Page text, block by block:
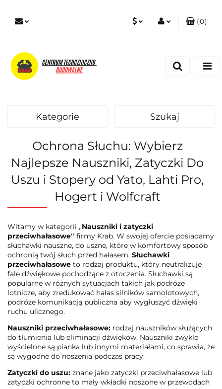
(0)
Kategorie Szukaj
Ochrona Słuchu: Wybierz
Najlepsze Nauszniki, Zatyczki Do
Uszu i Stopery od Yato, Lahti Pro,
Hogert i Wolfcraft
Witamy w kategorii ,,Nauszniki i zatyczki
przeciwhałasowe'' firmy Krab. W swojej ofercie posiadamy
słuchawki nauszne, do uszne, które w komfortowy sposób
ochronią twój słuch przed hałasem. Słuchawki
przeciwhałasowe to rodzaj produktu, który neutralizuje
fale dźwiękowe pochodzące z otoczenia. Słuchawki są
popularne w różnych sytuacjach takich jak podróże
lotnicze, aby zredukować hałas silników samolotowych,
podróże komunikacją publiczna aby wygłuszyć dźwięki
ruchu ulicznego.
Nauszniki przeciwhałasowe: rodzaj nauszników służących
do tłumienia lub eliminacji dźwięków. Nauszniki zwykle
wyścielone są pianka lub innymi materiałami, co sprawia, że
są wygodne do noszenia podczas pracy.
Zatyczki do uszu: znane jako zatyczki przeciwhałasowe lub
zatyczki ochronne to mały wkładki noszone w przewodach